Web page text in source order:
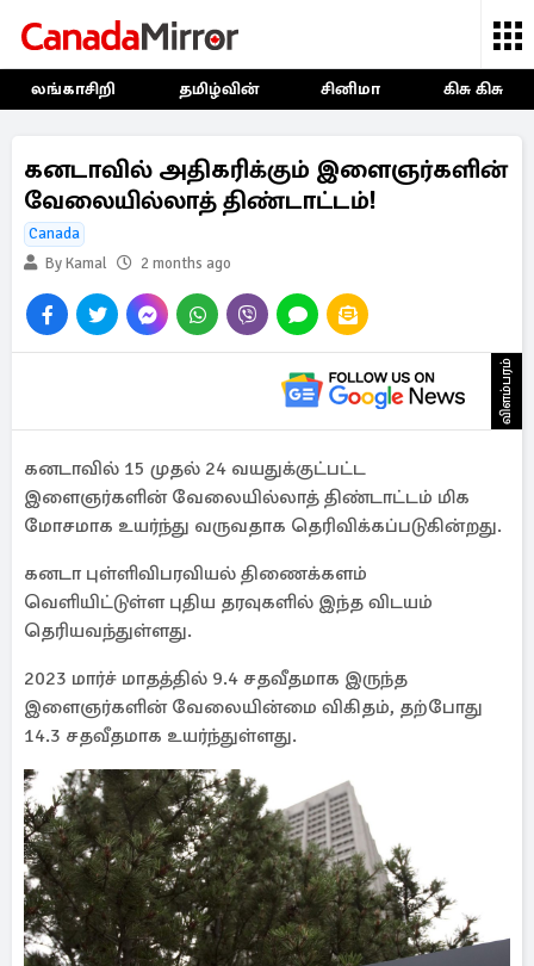
லங்காசிறி தமிழ்வின் சினிமா கிசு கிசு
கனடாவில் அதிகரிக்கும் இளைஞர்களின்
வேலையில்லாத் திண்டாட்டம்!
Canada
By Kamal
2 months ago
விளம்பரம்
கனடாவில் 15 முதல் 24 வயதுக்குட்பட்ட
இளைஞர்களின் வேலையில்லாத் திண்டாட்டம் மிக
மோசமாக உயர்ந்து வருவதாக தெரிவிக்கப்படுகின்றது.
கனடா புள்ளிவிபரவியல் திணைக்களம்
வெளியிட்டுள்ள புதிய தரவுகளில் இந்த விடயம்
தெரியவந்துள்ளது.
2023 மார்ச் மாதத்தில் 9.4 சதவீதமாக இருந்த
இளைஞர்களின் வேலையின்மை விகிதம், தற்போது
14.3 சதவீதமாக உயர்ந்துள்ளது.